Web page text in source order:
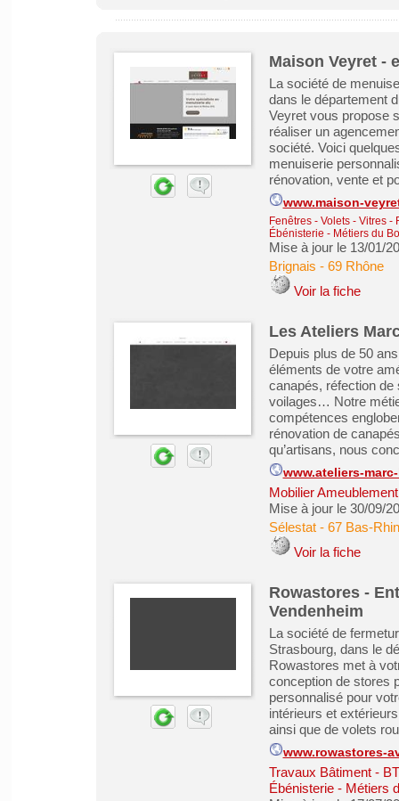
Maison Veyret -
La société de
dans le département
Veyret vous propose
réaliser un
société. Voici
menuiserie
rénovation, vente et
www.maison-
Fenêtres - Volets - Vitres -
Ébénisterie - Métiers du
Mise à jour le 13/01/
Brignais - 69 Rhône
Voir la fiche
Les Ateliers
Depuis plus de 50
éléments de votre
canapés, réfection de
voilages… Notre
compétences
rénovation de
qu’artisans, nous
www.ateliers-
Mobilier
Mise à jour le 30/09/
Sélestat- 67 Bas-Rhin
Voir la fiche
Rowastores -
Vendenheim
La société de
Strasbourg, dans le
Rowastores met à
conception de stores
personnalisé pour
intérieurs et
ainsi que de volets
www.rowastores-
Travaux Bâtiment -
Ébénisterie - Métiers